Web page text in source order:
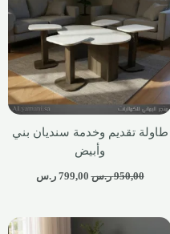
طاولة تقديم وخدمة سنديان بني
وأبيض
950,00 ر.س 799,00 ر.س